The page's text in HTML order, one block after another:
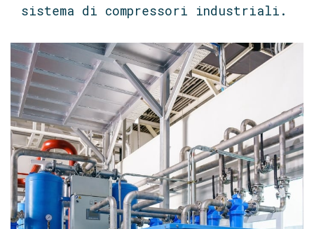
sistema di compressori industriali.